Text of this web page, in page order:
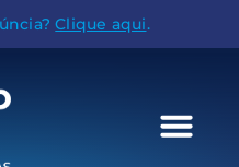
Clique aqui.